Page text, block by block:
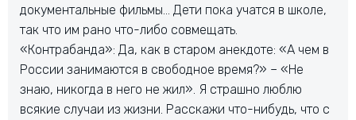
документальные фильмы… Дети пока учатся в школе,
так что им рано что-либо совмещать.
«Контрабанда»: Да, как в старом анекдоте: «А чем в
России занимаются в свободное время?» – «Не
знаю, никогда в него не жил». Я страшно люблю
всякие случаи из жизни. Расскажи что-нибудь, что с